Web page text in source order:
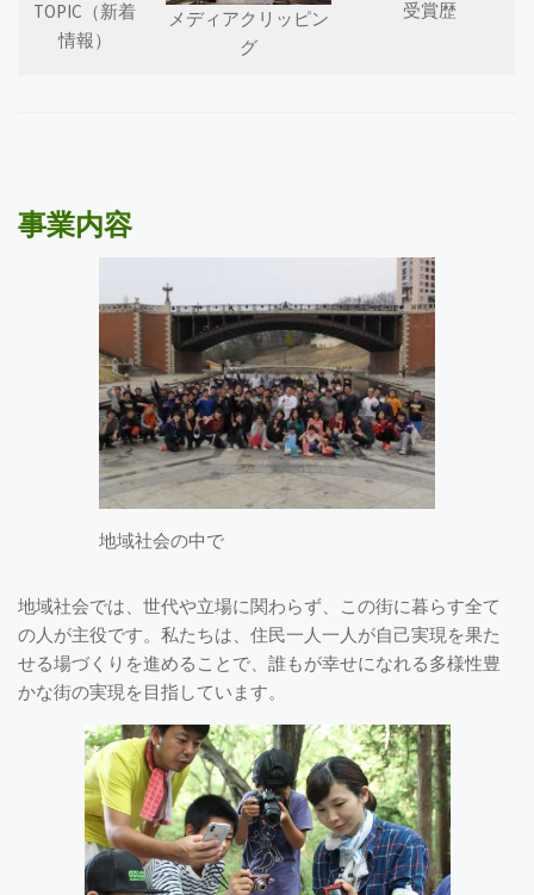
TOPIC（新着
情報）
メディアクリッピン
グ
受賞歴
事業内容
地域社会の中で
地域社会では、世代や立場に関わらず、この街に暮らす全て
の人が主役です。私たちは、住民一人一人が自己実現を果た
せる場づくりを進めることで、誰もが幸せになれる多様性豊
かな街の実現を目指しています。